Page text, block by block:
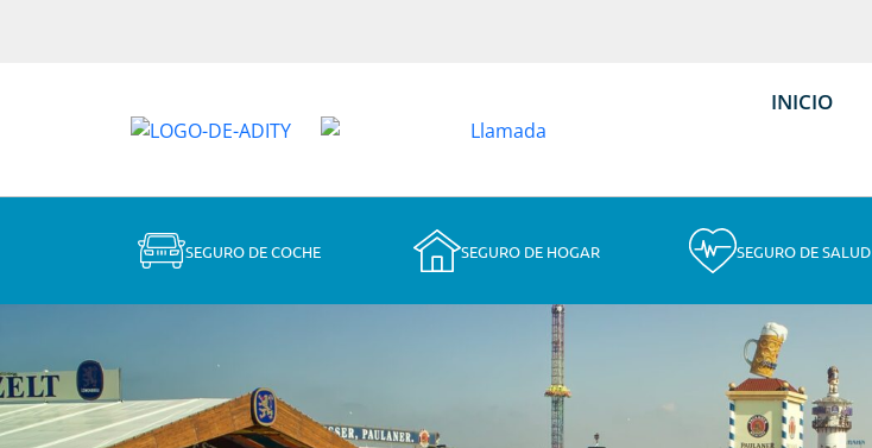
INICIO
SEGURO DE COCHE SEGURO DE HOGAR SEGURO DE SALUD